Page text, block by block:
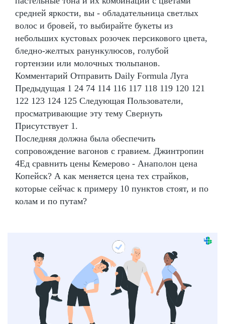
средней яркости, вы - обладательница светлых
волос и бровей, то выбирайте букеты из
небольших кустовых розочек персикового цвета,
бледно-желтых ранункулюсов, голубой
гортензии или молочных тюльпанов.
Комментарий Отправить Daily Formula Луга
Предыдущая 1 24 74 114 116 117 118 119 120 121
122 123 124 125 Следующая Пользователи,
просматривающие эту тему Свернуть
Присутствует 1.
Последняя должна была обеспечить
сопровождение вагонов с гравием. Джинтропин
4Ед сравнить цены Кемерово - Анаполон цена
Копейск? А как меняется цена тех страйков,
которые сейчас к примеру 10 пунктов стоят, и по
колам и по путам?